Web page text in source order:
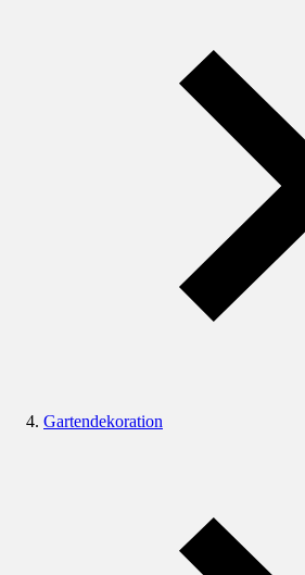
Gartendekoration